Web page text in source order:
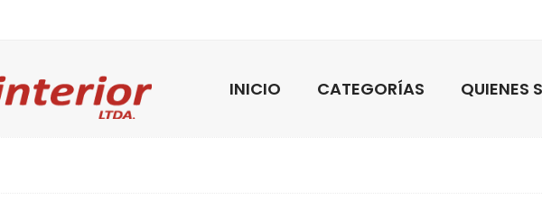
INICIO CATEGORÍAS QUIENES